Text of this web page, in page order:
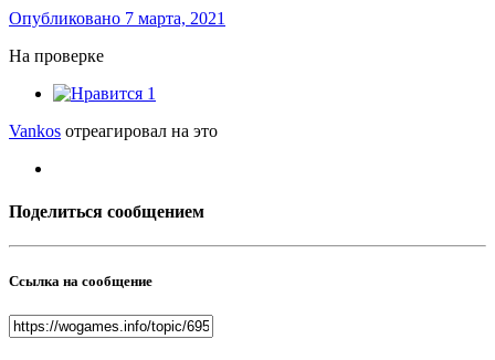
Опубликовано 7 марта, 2021
На проверке
1
Vankos отреагировал на это
Поделиться сообщением
Ссылка на сообщение